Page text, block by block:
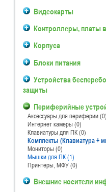
Видеокарты
Контроллеры, платы
Корпуса
Блоки питания
Устройства
защиты
Периферийные
Аксессуары для периферии (0)
Интернет камеры (0)
Клавиатуры для ПК (0)
Комплекты (Клавиатура +
Мониторы (0)
Мышки для ПК (1)
Принтеры, МФУ (0)
Внешние носители